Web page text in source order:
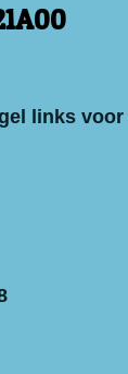
links voor